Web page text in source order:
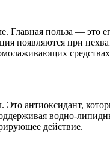
польза — это
появляются при
антиоксидант,
водно-
действие.